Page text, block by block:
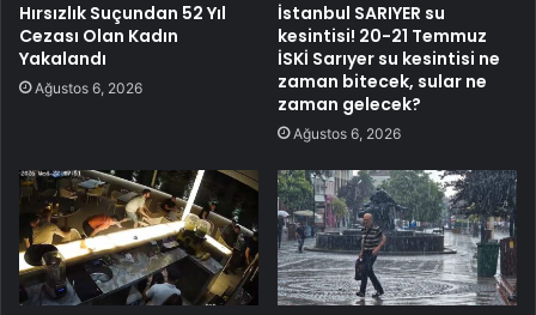
Hırsızlık Suçundan 52 Yıl
Cezası Olan Kadın
Yakalandı
Ağustos 6, 2026
İstanbul SARIYER su
kesintisi! 20-21 Temmuz
İSKİ Sarıyer su kesintisi ne
zaman bitecek, sular ne
zaman gelecek?
Ağustos 6, 2026